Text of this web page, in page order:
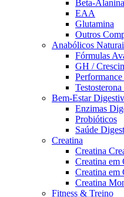
Beta-Alanina
EAA
Glutamina
Outros
Anabólicos
Fórmulas
GH /
Bem-Estar
Enzimas
Probióticos
Saúde
Creatina
Creatina
Creatina em
Creatina em
Creatina
Fitness & Treino